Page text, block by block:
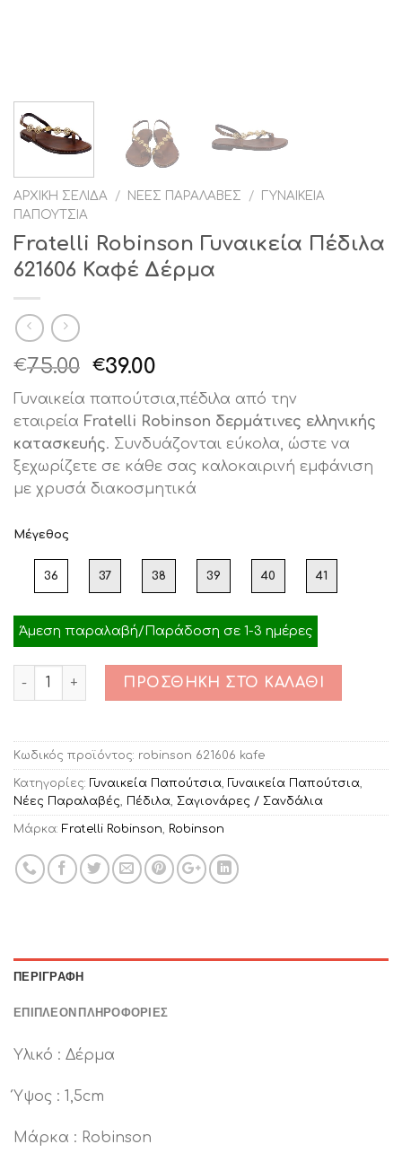
ΑΡΧΙΚΉ ΣΕΛΊΔΑ / ΝΈΕΣ ΠΑΡΑΛΑΒΈΣ /
ΓΥΝΑΙΚΕΊΑ
ΠΑΠΟΎΤΣΙΑ
Fratelli Robinson Γυναικεία Πέδιλα
621606 Καφέ Δέρμα
€75.00 Original
price
was:
€75.00.
€39.00
τρέχουσα
τιμή
είναι:
€39.00.
Γυναικεία παπούτσια,πέδιλα από την
εταιρεία Fratelli Robinson δερμάτινες ελληνικής
κατασκευής. Συνδυάζονται εύκολα, ώστε να
ξεχωρίζετε σε κάθε σας καλοκαιρινή εμφάνιση
με χρυσά διακοσμητικά
Μέγεθος
36 37 38 39 40 41
Άμεση παραλαβή/Παράδοση σε 1-3 ημέρες
Ποσότητα
ΠΡΟΣΘΉΚΗ ΣΤΟ ΚΑΛΆΘΙ
Κωδικός προϊόντος: robinson 621606 kafe
Κατηγορίες: Γυναικεία Παπούτσια, Γυναικεία Παπούτσια,
Νέες Παραλαβές, Πέδιλα, Σαγιονάρες / Σανδάλια
Μάρκα: Fratelli Robinson, Robinson
ΠΕΡΙΓΡΑΦΉ
ΕΠΙΠΛΈΟΝ ΠΛΗΡΟΦΟΡΊΕΣ
Υλικό : Δέρμα
Ύψος : 1,5cm
Μάρκα : Robinson